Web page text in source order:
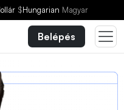
$Hungarian Magyar
Belépés